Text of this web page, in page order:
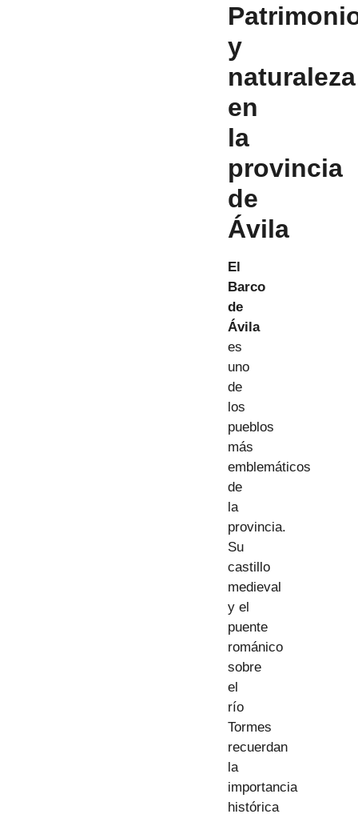
y
naturaleza
en
la
provincia
de
Ávila
El
Barco
de
Ávila
es
uno
de
los
pueblos
más
emblemáticos
de
la
provincia.
Su
castillo
medieval
y el
puente
románico
sobre
el
río
Tormes
recuerdan
la
importancia
histórica